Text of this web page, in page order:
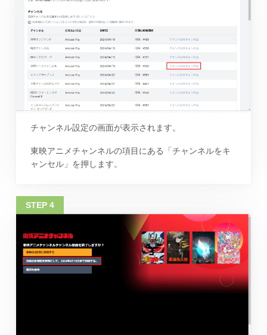
チャンネル設定の画面が表示されます。
東映アニメチャンネルの項目にある「チャンネルをキ
ャンセル」を押します。